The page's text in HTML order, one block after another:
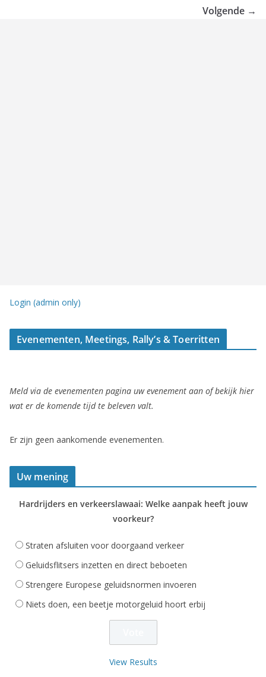
Volgende →
Login (admin only)
Evenementen, Meetings, Rally’s & Toerritten
Meld via de evenementen pagina uw evenement aan of bekijk hier
wat er de komende tijd te beleven valt.
Er zijn geen aankomende evenementen.
Uw mening
Hardrijders en verkeerslawaai: Welke aanpak heeft jouw
voorkeur?
Straten afsluiten voor doorgaand verkeer
Geluidsflitsers inzetten en direct beboeten
Strengere Europese geluidsnormen invoeren
Niets doen, een beetje motorgeluid hoort erbij
View Results